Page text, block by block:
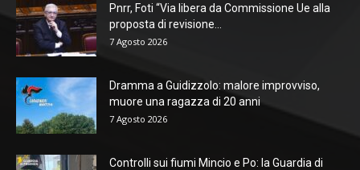
Pnrr, Foti “Via libera da Commissione Ue alla
proposta di revisione...
7 Agosto 2026
Dramma a Guidizzolo: malore improvviso,
muore una ragazza di 20 anni
7 Agosto 2026
Controlli sui fiumi Mincio e Po: la Guardia di